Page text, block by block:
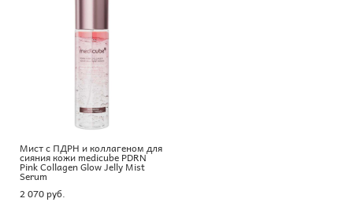
Мист с ПДРН и коллагеном для
сияния кожи medicube PDRN
Pink Collagen Glow Jelly Mist
Serum
2 070 pуб.